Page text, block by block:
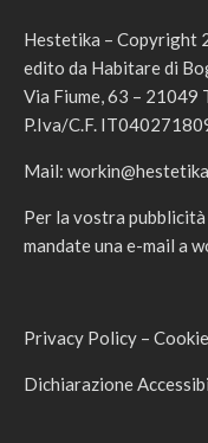
Hestetika – Copyright
edito da Habitare di
Via Fiume, 63 – 21049
P.Iva/C.F.
Mail:
Per la vostra
mandate una e-mail a
Privacy Policy –
Dichiarazione